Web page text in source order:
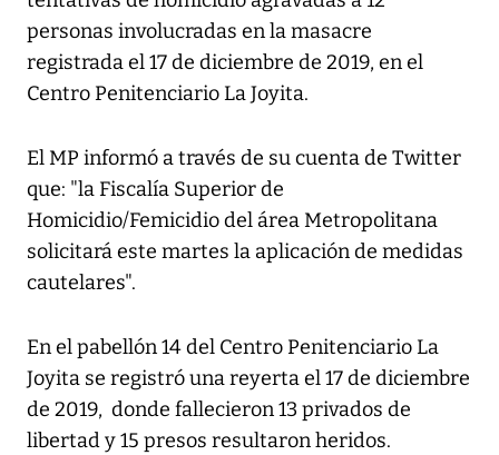
personas involucradas en la masacre
registrada el 17 de diciembre de 2019, en el
Centro Penitenciario La Joyita.
El MP informó a través de su cuenta de Twitter
que: "la Fiscalía Superior de
Homicidio/Femicidio del área Metropolitana
solicitará este martes la aplicación de medidas
cautelares".
En el pabellón 14 del Centro Penitenciario La
Joyita se registró una reyerta el 17 de diciembre
de 2019, donde fallecieron 13 privados de
libertad y 15 presos resultaron heridos.